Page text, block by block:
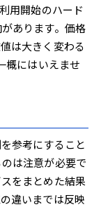
用開始のハード
あります。価格
は大きく変わる
概にはいえませ
参考にすること
は注意が必要で
をまとめた結果
違いまでは反映